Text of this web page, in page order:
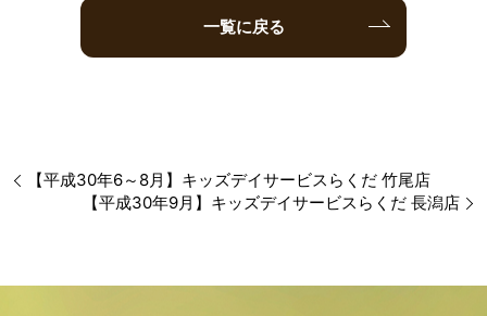
一覧に戻る
【平成30年6～8月】キッズデイサービスらくだ 竹尾店
【平成30年9月】キッズデイサービスらくだ 長潟店